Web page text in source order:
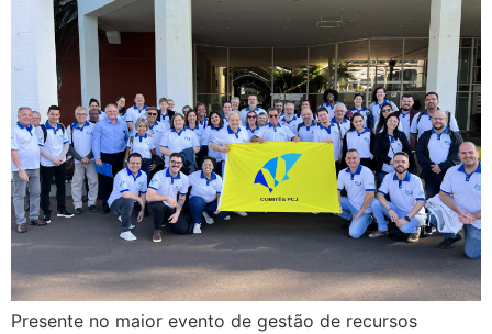
Presente no maior evento de gestão de recursos